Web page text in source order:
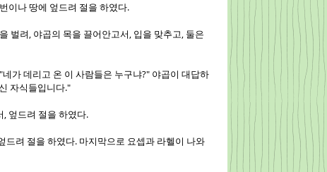
이나 땅에 엎드려 절을 하였다.
벌려, 야곱의 목을 끌어안고서, 입을 맞추고, 둘은
가 데리고 온 이 사람들은 누구냐?" 야곱이 대답하
자식들입니다."
, 엎드려 절을 하였다.
드려 절을 하였다. 마지막으로 요셉과 라헬이 나와